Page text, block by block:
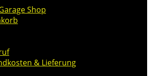
Shop
& Lieferung